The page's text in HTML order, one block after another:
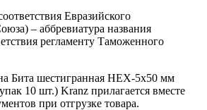
Евразийского
– аббревиатура названия
регламенту Таможенного
Бита шестигранная HEX-5х50 мм
10 шт.) Kranz прилагается вместе
при отгрузке товара.